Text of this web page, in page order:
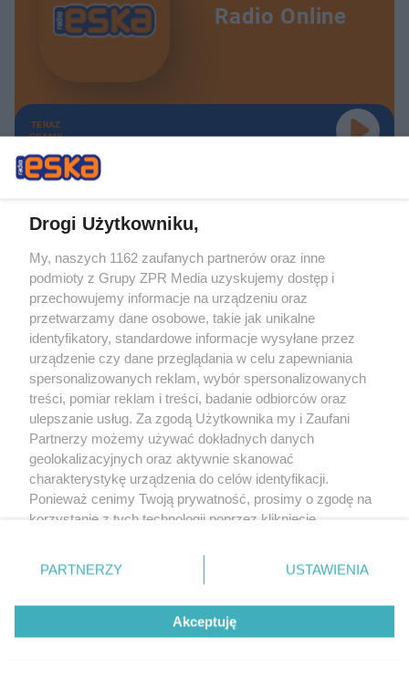
Radio Online
TERAZ
GRAMY
Żaden utwór zamieszczony w serwisie nie może być powielany i
rozpowszechniany lub dalej rozpowszechniany w jakikolwiek sposób (w
tym także elektroniczny lub mechaniczny) na jakimkolwiek polu
eksploatacji w jakiejkolwiek formie, włącznie z umieszczaniem w Internecie
bez pisemnej zgody właściciela praw. Jakiekolwiek użycie lub
wykorzystanie utworów w całości lub w części z naruszeniem prawa, tzn.
bez właściwej zgody, jest zabronione pod groźbą kary i może być ścigane
prawnie.
O nas
Drogi Użytkowniku,
My, naszych 1162 zaufanych partnerów oraz inne
podmioty z Grupy ZPR Media uzyskujemy dostęp i
przechowujemy informacje na urządzeniu oraz
przetwarzamy dane osobowe, takie jak unikalne
identyfikatory, standardowe informacje wysyłane przez
urządzenie czy dane przeglądania w celu zapewniania
spersonalizowanych reklam, wybór spersonalizowanych
treści, pomiar reklam i treści, badanie odbiorców oraz
ulepszanie usług. Za zgodą Użytkownika my i Zaufani
Partnerzy możemy używać dokładnych danych
geolokalizacyjnych oraz aktywnie skanować
charakterystykę urządzenia do celów identyfikacji.
Ponieważ cenimy Twoją prywatność, prosimy o zgodę na
korzystanie z tych technologii poprzez kliknięcie
zmienić/wycofać klikając przycisk ustawień prywatności
znajdujący się w lewym dolnym rogu strony
rodzaje przetwarzania danych nie wymagają zgody
użytkownika, ale masz prawo sprzeciwić się takiemu
przetwarzaniu. Preferencje będą miały zastosowanie tylko
PARTNERZY USTAWIENIA
Akceptuję